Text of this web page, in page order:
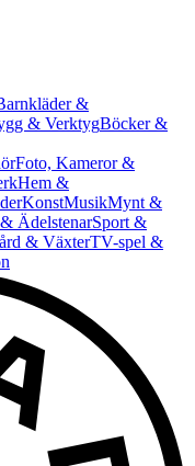
&
& VerktygBöcker &
Foto, Kameror &
Hem &
KonstMusikMynt &
ÄdelstenarSport &
& VäxterTV-spel &